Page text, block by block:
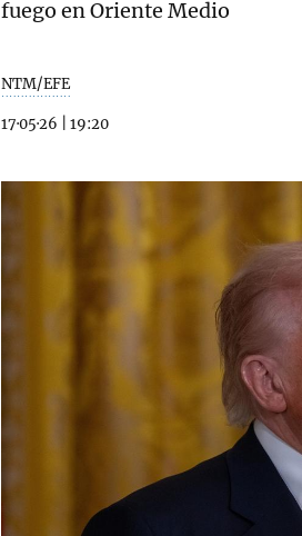
fuego en Oriente Medio
NTM/EFE
17·05·26 19:20